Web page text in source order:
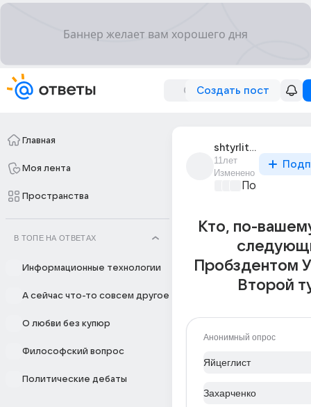
Создать пост
Главная
Моя лента
Пространства
В ТОПЕ НА ОТВЕТАХ
Информационные технологии
А сейчас что-то совсем другое
О любви без купюр
Философский вопрос
Политические дебаты
shtyrlits_5
11лет
Изменено
Кто, по-
Пробздентом
Второй
Анонимный опрос
Яйцеглист
Захарченко